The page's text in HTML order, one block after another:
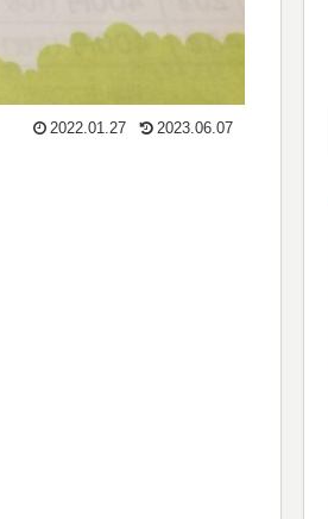
2022.01.27 2023.06.07